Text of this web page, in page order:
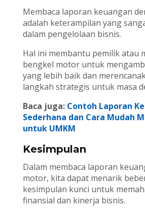
Membaca laporan keuangan
adalah keterampilan yang
dalam pengelolaan bisnis.
Hal ini membantu pemilik atau
bengkel motor untuk
yang lebih baik dan
langkah strategis untuk masa
Baca juga: Contoh Laporan
Sederhana dan Cara Mudah
untuk UMKM
Kesimpulan
Dalam membaca laporan
motor, kita dapat menarik
kesimpulan kunci untuk
finansial dan kinerja bisnis.